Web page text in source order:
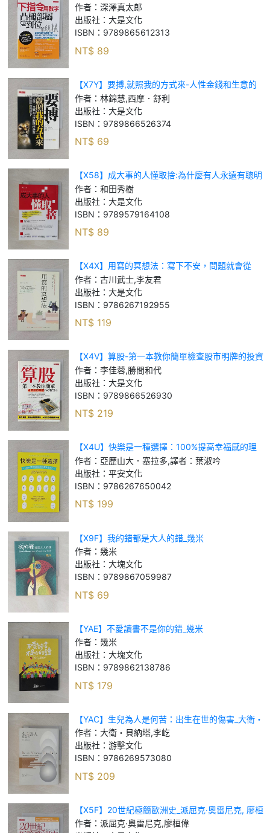
跟你說做不完_深澤真太郎
作者： 深澤真太郎
出版社： 大是文化
ISBN： 9789865612313
NT$ 89
【X7Y】要搏,就照我的方式來-人性金錢和生意的
運作訣竅_林錦慧, 西摩．舒利
作者： 林錦慧,西摩．舒利
出版社： 大是文化
ISBN： 9789866526374
NT$ 69
【X58】成大事的人懂取捨:為什麼有人永遠有聰明
做法？怎麼做，可以讓我的人生不再無從選擇？_
和田秀樹
作者： 和田秀樹
出版社： 大是文化
ISBN： 9789579164108
NT$ 89
【X4X】用寫的冥想法：寫下不安，問題就會從
「該怎麼辦」變「就這樣辦」。每天15分鐘情感筆
記，超過五萬人證實有效！_古川武士, 李友君
作者： 古川武士,李友君
出版社： 大是文化
ISBN： 9786267192955
NT$ 119
【X4V】算股-第一本教你簡單檢查股市明牌的投資
寶典_李佳蓉, 勝間和代
作者： 李佳蓉,勝間和代
出版社： 大是文化
ISBN： 9789866526930
NT$ 219
【X4U】快樂是一種選擇：100%提高幸福感的理
想生存方式_亞歷山大．塞拉多, 譯者：葉淑吟
作者： 亞歷山大．塞拉多,譯者：葉淑吟
出版社： 平安文化
ISBN： 9786267650042
NT$ 199
【X9F】我的錯都是大人的錯_幾米
作者： 幾米
出版社： 大塊文化
ISBN： 9789867059987
NT$ 69
【YAE】不愛讀書不是你的錯_幾米
作者： 幾米
出版社： 大塊文化
ISBN： 9789862138786
NT$ 179
【YAC】生兒為人是何苦：出生在世的傷害_大衛・
貝納塔, 李屹
作者： 大衛・貝納塔,李屹
出版社： 游擊文化
ISBN： 9786269573080
NT$ 209
【X5F】20世紀極簡歐洲史_派屈克‧奧雷尼克, 廖桓
偉
作者： 派屈克‧奧雷尼克,廖桓偉